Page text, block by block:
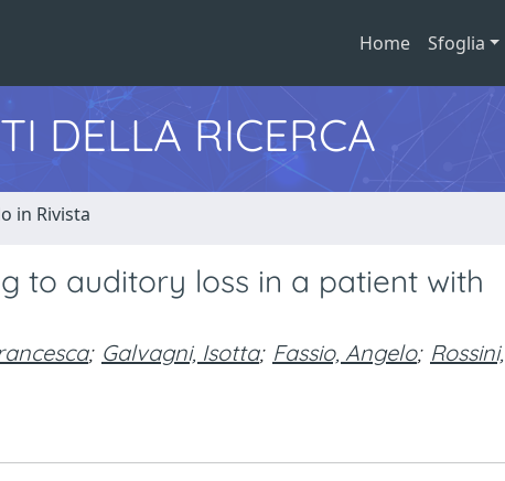
Home Sfoglia
DELLA RICERCA
in Rivista
to auditory loss in a patient with
; Galvagni, Isotta; Fassio, Angelo; Rossini,